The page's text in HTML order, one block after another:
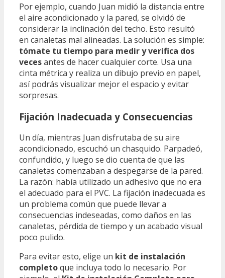
Por ejemplo, cuando Juan midió la distancia entre
el aire acondicionado y la pared, se olvidó de
considerar la inclinación del techo. Esto resultó
en canaletas mal alineadas. La solución es simple:
tómate tu tiempo para medir y verifica dos
vecesantes de hacer cualquier corte. Usa una
cinta métrica y realiza un dibujo previo en papel,
así podrás visualizar mejor el espacio y evitar
sorpresas.
Fijación Inadecuada y Consecuencias
Un día, mientras Juan disfrutaba de su aire
acondicionado, escuchó un chasquido. Parpadeó,
confundido, y luego se dio cuenta de que las
canaletas comenzaban a despegarse de la pared.
La razón: había utilizado un adhesivo que no era
el adecuado para el PVC. La fijación inadecuada es
un problema común que puede llevar a
consecuencias indeseadas, como daños en las
canaletas, pérdida de tiempo y un acabado visual
poco pulido.
Para evitar esto, elige un kit de instalación
completoque incluya todo lo necesario. Por